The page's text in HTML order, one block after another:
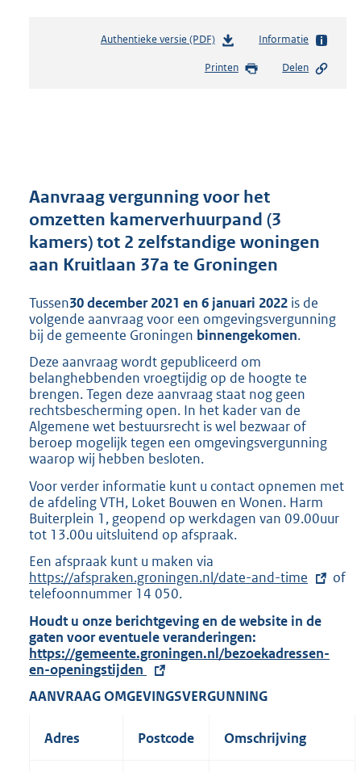
Authentieke versie (PDF)b
s
r
o
t
t
2
6
8
K
b
Informatie
Printen Delen
Aanvraag vergunning voor het
omzetten kamerverhuurpand (3
kamers) tot 2 zelfstandige woningen
aan Kruitlaan 37a te Groningen
Tussen30 december 2021 en 6 januari 2022 is de
volgende aanvraag voor een omgevingsvergunning
bij de gemeente Groningen binnengekomen.
Deze aanvraag wordt gepubliceerd om
belanghebbenden vroegtijdig op de hoogte te
brengen. Tegen deze aanvraag staat nog geen
rechtsbescherming open. In het kader van de
Algemene wet bestuursrecht is wel bezwaar of
beroep mogelijk tegen een omgevingsvergunning
waarop wij hebben besloten.
Voor verder informatie kunt u contact opnemen met
de afdeling VTH, Loket Bouwen en Wonen. Harm
Buiterplein 1, geopend op werkdagen van 09.00uur
tot 13.00u uitsluitend op afspraak.
Een afspraak kunt u maken via
x
r
n
e
i
n
https://afspraken.groningen.nl/date-and-time
of
telefoonnummer 14 050.
Houdt u onze berichtgeving en de website in de
gaten voor eventuele veranderingen:
x
r
e
https://gemeente.groningen.nl/bezoekadressen-
en-openingstijden
AANVRAAG OMGEVINGSVERGUNNING
Adres Postcode Omschrijving